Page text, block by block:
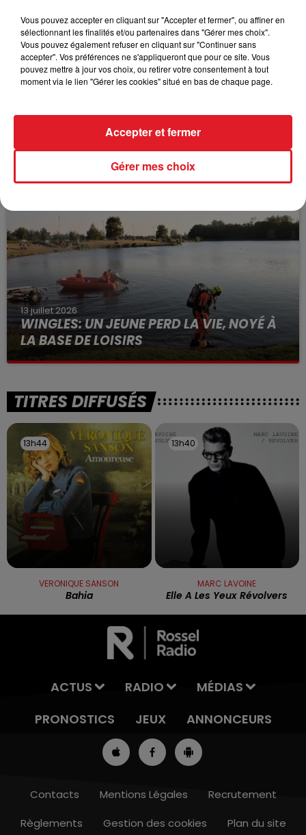
7h00 - 10h00
BÉTHUNE: ENQUÊTE POUR HOMICIDE
VOLONTAIRE EN COURS, APRÈS LA...
Selon les premiers éléments, le logement servait
13 juillet 2026
WINGLES: UN JEUNE PERD LA VIE, NOYÉ À
LA BASE DE LOISIRS
La victime a coulé à pic
TITRES DIFFUSÉS
13h44
13h44
VERONIQUE SANSON
Bahia
13h40
13h40
MARC LAVOINE
Elle A Les Yeux Révolvers
ACTUS RADIO
MÉDIAS
PRONOSTICS
JEUX ANNONCEURS
Contacts Mentions Légales
Recrutement
Règlements
Gestion des cookies Plan du site
Vous pouvez accepter en cliquant sur "Accepter et fermer", ou affiner en
sélectionnant les finalités et/ou partenaires dans "Gérer mes choix".
Vous pouvez également refuser en cliquant sur "Continuer sans
accepter". Vos préférences ne s'appliqueront que pour ce site. Vous
pouvez mettre à jour vos choix, ou retirer votre consentement à tout
moment via le lien "Gérer les cookies" situé en bas de chaque page.
Gérer mes choix
Accepter et fermer